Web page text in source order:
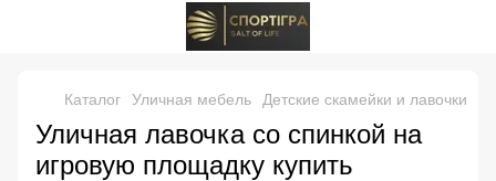
Каталог Уличная мебель Детские скамейки и лавочки
Уличная лавочка со спинкой на
игровую площадку купить